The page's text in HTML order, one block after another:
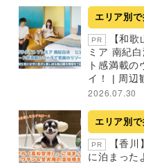
エリア別
PR
【和歌
ミア 南紀
ト感満載
イ！ | 周辺
2026.07.30
エリア別
PR
【香川
に泊まった